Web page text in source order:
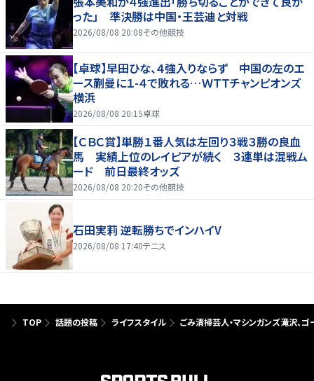
った」 準決勝は中国・王芸迪と対戦
2026/08/08 20:08その他競技
【卓球】早田ひな、４強入りならず 中国の左のエ
ース蒯曼に１-４で敗れる…ＷＴＴチャンピオンズ
横浜
2026/08/08 20:15卓球
【ＣＢＣ賞】単勝１番人気は左回り３戦３勝の良血
馬 実績上位のレイピアが続く ３連単は混戦ム
ード 前日最終オッズ
2026/08/08 20:20その他競技
石田実莉 逆転勝ちでインハイV
2026/08/08 17:40テニス
TOP 話題の投稿 ライフスタイル ごみ清掃芸人・マシンガンズ滝沢、